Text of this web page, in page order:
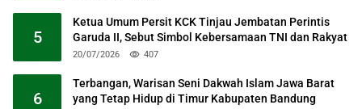
5
Ketua Umum Persit KCK Tinjau Jembatan Perintis
Garuda II, Sebut Simbol Kebersamaan TNI dan Rakyat
20/07/2026 407
6
Terbangan, Warisan Seni Dakwah Islam Jawa Barat
yang Tetap Hidup di Timur Kabupaten Bandung